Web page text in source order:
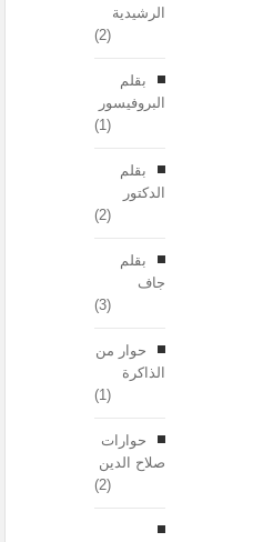
الرشيدية
(2)
بقلم
البروفيسور
(1)
بقلم
الدكتور
(2)
بقلم
جاف
(3)
حوار من
الذاكرة
(1)
حوارات
صلاح الدين
(2)